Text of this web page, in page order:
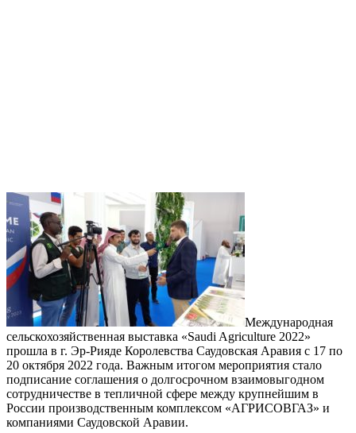
Международная
сельскохозяйственная выставка «Saudi Agriculture 2022»
прошла в г. Эр-Рияде Королевства Саудовская Аравия с 17 по
20 октября 2022 года. Важным итогом мероприятия стало
подписание соглашения о долгосрочном взаимовыгодном
сотрудничестве в тепличной сфере между крупнейшим в
России производственным комплексом «АГРИСОВГАЗ» и
компаниями Саудовской Аравии.